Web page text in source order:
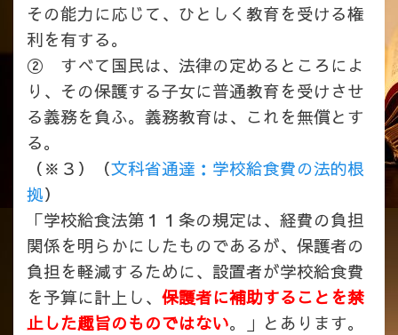
その能力に応じて、ひとしく教育を受ける権
利を有する。
② すべて国民は、法律の定めるところによ
り、その保護する子女に普通教育を受けさせ
る義務を負ふ。義務教育は、これを無償とす
る。
（※３）（文科省通達：学校給食費の法的根
拠）
「学校給食法第１１条の規定は、経費の負担
関係を明らかにしたものであるが、保護者の
負担を軽減するために、設置者が学校給食費
を予算に計上し、 保護者に補助することを禁
止した趣旨のものではない。」とあります。